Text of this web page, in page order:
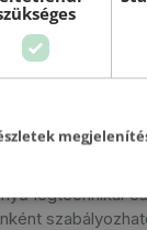
a mai kor
hanem
hő és anyag
a H-TECH
légtechnikai